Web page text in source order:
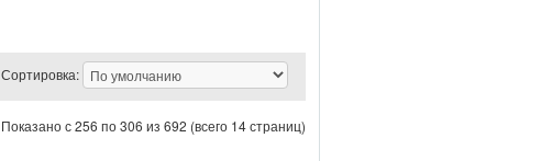
Сортировка:
Показано с 256 по 306 из 692 (всего 14 страниц)